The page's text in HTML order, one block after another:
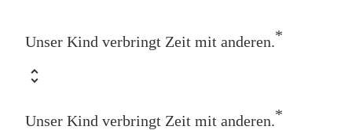
Unser Kind verbringt Zeit mit anderen.*
Unser Kind verbringt Zeit mit anderen. *